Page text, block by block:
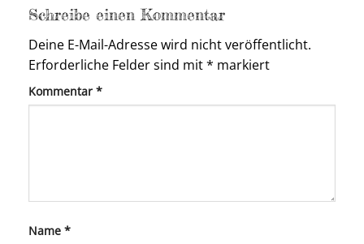
Schreibe einen Kommentar
Deine E-Mail-Adresse wird nicht veröffentlicht.
Erforderliche Felder sind mit* markiert
Kommentar *
Name *